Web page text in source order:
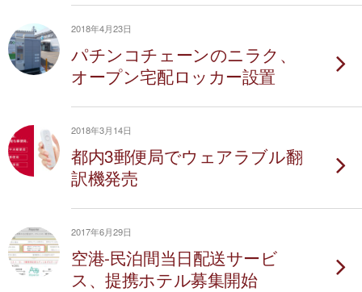
2018年4月23日
パチンコチェーンのニラク、
オープン宅配ロッカー設置
2018年3月14日
都内3郵便局でウェアラブル翻
訳機発売
2017年6月29日
空港-民泊間当日配送サービ
ス、提携ホテル募集開始